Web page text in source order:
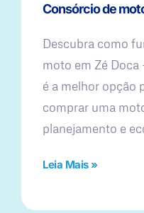
Consórcio de
Descubra como
moto em Zé Doca
é a melhor opção
comprar uma
planejamento e
Leia Mais »